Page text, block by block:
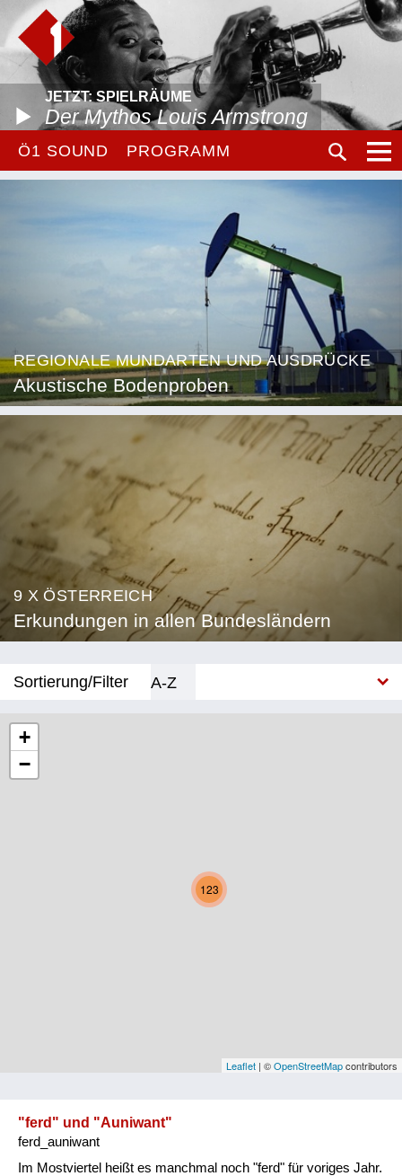
JETZT: SPIELRÄUME
Der Mythos Louis Armstrong
Ö1 SOUND PROGRAMM
REGIONALE MUNDARTEN UND AUSDRÜCKE
Akustische Bodenproben
9 X ÖSTERREICH
Erkundungen in allen Bundesländern
Sortierung/Filter
A-Z
Niederösterreich
Oberösterreich
Vorarlberg
123
+
−
Leaflet | ©OpenStreetMapcontributors
"ferd" und "Auniwant"
ferd_auniwant
Im Mostviertel heißt es manchmal noch "ferd" für voriges Jahr.